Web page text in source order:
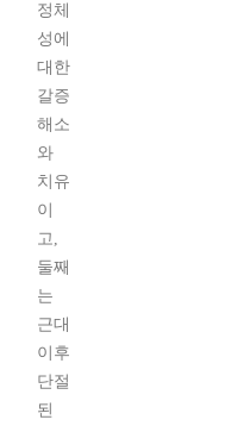
정체
성에
대한
갈증
해소
와
치유
이
고,
둘째
는
근대
이후
단절
된